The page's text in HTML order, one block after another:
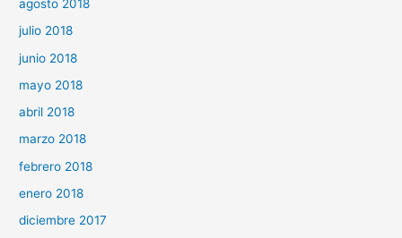
agosto 2018
julio 2018
junio 2018
mayo 2018
abril 2018
marzo 2018
febrero 2018
enero 2018
diciembre 2017